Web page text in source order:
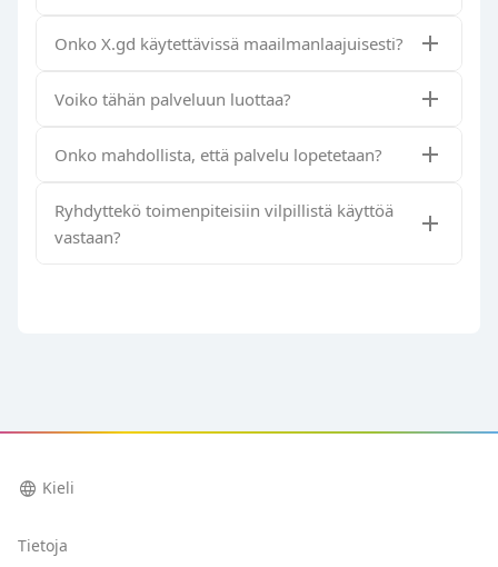
Onko X.gd käytettävissä maailmanlaajuisesti?
Voiko tähän palveluun luottaa?
Onko mahdollista, että palvelu lopetetaan?
Ryhdyttekö toimenpiteisiin vilpillistä käyttöä
vastaan?
language Kieli
Tietoja